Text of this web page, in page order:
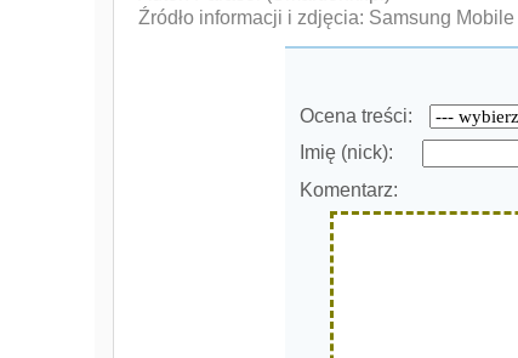
Źródło informacji i zdjęcia: Samsung
Ocena treści:
Imię (nick):
Komentarz: